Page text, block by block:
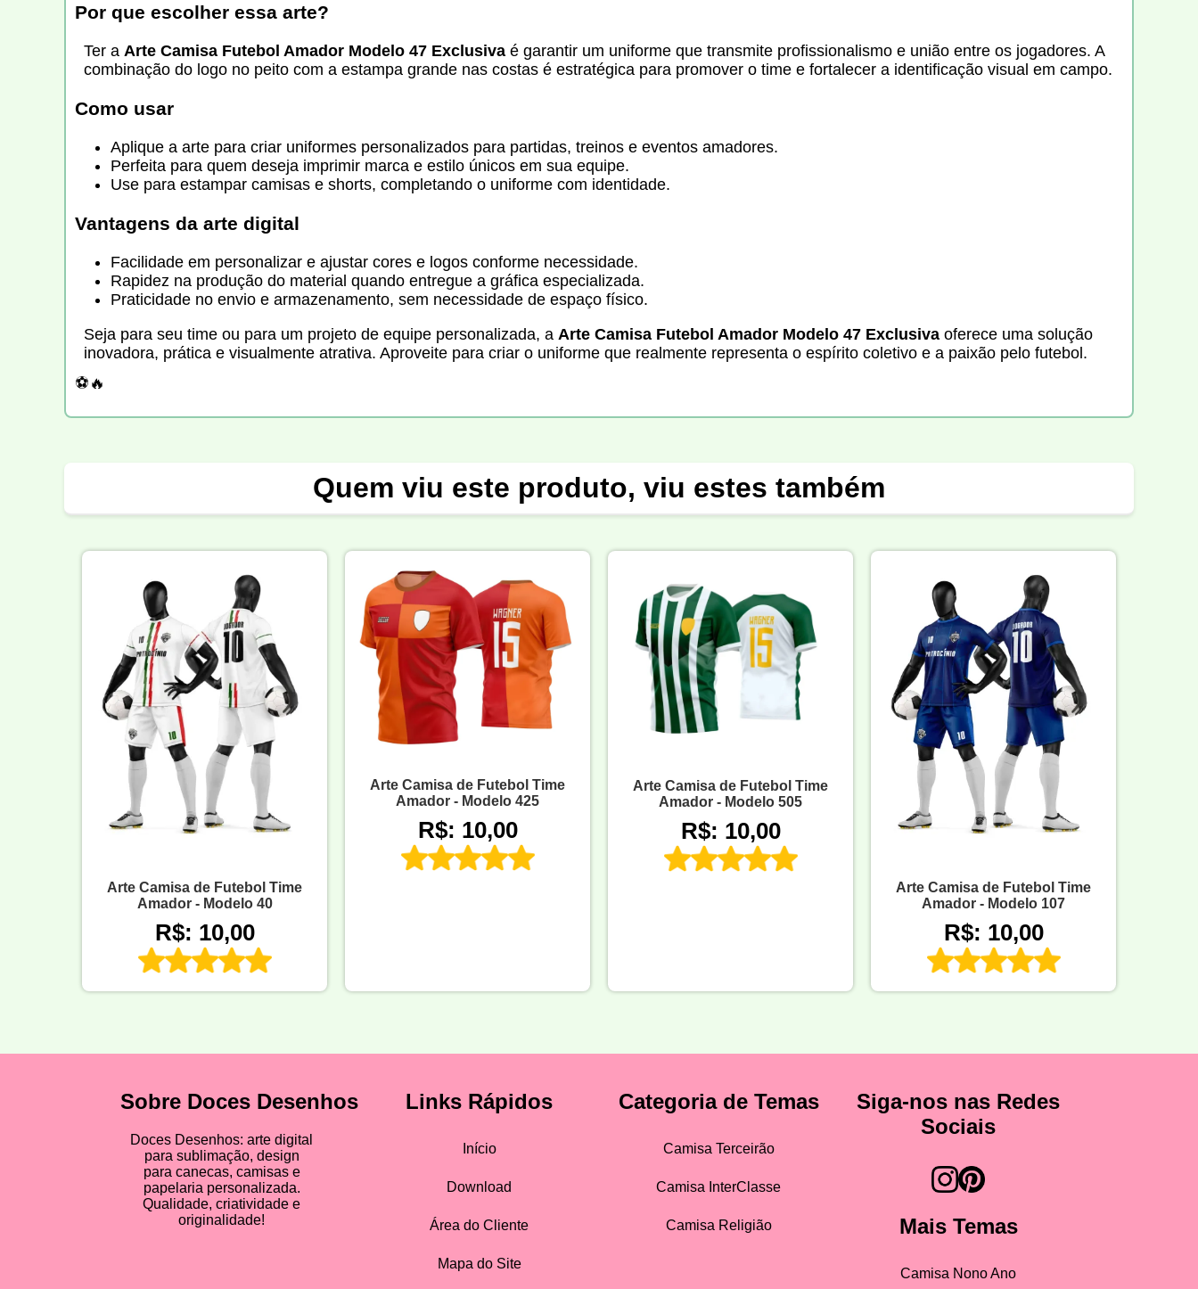
Por que escolher essa arte?
Ter a Arte Camisa Futebol Amador Modelo 47 Exclusiva é garantir um uniforme que transmite profissionalismo e união entre os jogadores. A
combinação do logo no peito com a estampa grande nas costas é estratégica para promover o time e fortalecer a identificação visual em campo.
Como usar
Aplique a arte para criar uniformes personalizados para partidas, treinos e eventos amadores.
Perfeita para quem deseja imprimir marca e estilo únicos em sua equipe.
Use para estampar camisas e shorts, completando o uniforme com identidade.
Vantagens da arte digital
Facilidade em personalizar e ajustar cores e logos conforme necessidade.
Rapidez na produção do material quando entregue a gráfica especializada.
Praticidade no envio e armazenamento, sem necessidade de espaço físico.
Seja para seu time ou para um projeto de equipe personalizada, a Arte Camisa Futebol Amador Modelo 47 Exclusiva oferece uma solução
inovadora, prática e visualmente atrativa. Aproveite para criar o uniforme que realmente representa o espírito coletivo e a paixão pelo futebol.
⚽🔥
Quem viu este produto, viu estes também
Arte Camisa de Futebol Time
Amador - Modelo 40
R$: 10,00
Arte Camisa de Futebol Time
Amador - Modelo 425
R$: 10,00
Arte Camisa de Futebol Time
Amador - Modelo 505
R$: 10,00
Arte Camisa de Futebol Time
Amador - Modelo 107
R$: 10,00
Sobre Doces Desenhos
Doces Desenhos: arte digital
para sublimação, design
para canecas, camisas e
papelaria personalizada.
Qualidade, criatividade e
originalidade!
Links Rápidos
Início
Download
Área do Cliente
Mapa do Site
Categoria de Temas
Camisa Terceirão
Camisa InterClasse
Camisa Religião
Siga-nos nas Redes
Sociais
Mais Temas
Camisa Nono Ano